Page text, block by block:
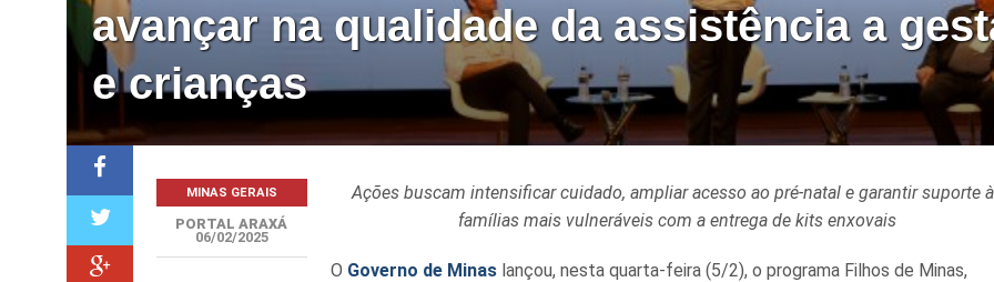
avançar na qualidade da assistência a
e crianças
Ações buscam intensificar cuidado, ampliar acesso ao pré-natal e garantir suporte
famílias mais vulneráveis com a entrega de kits enxovais
O Governo de Minas lançou, nesta quarta-feira (5/2), o programa Filhos de Minas,
MINAS GERAIS
PORTAL ARAXÁ
06/02/2025